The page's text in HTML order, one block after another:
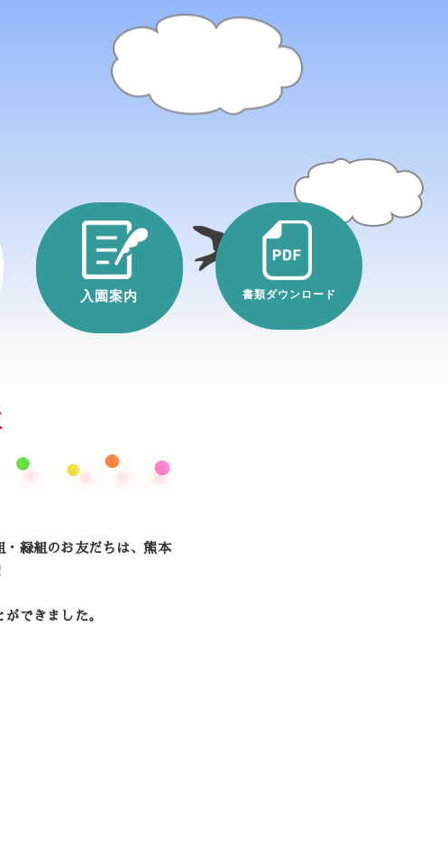
入園案内 書類ダウンロード
緑組のお友だちは、熊本
できました。